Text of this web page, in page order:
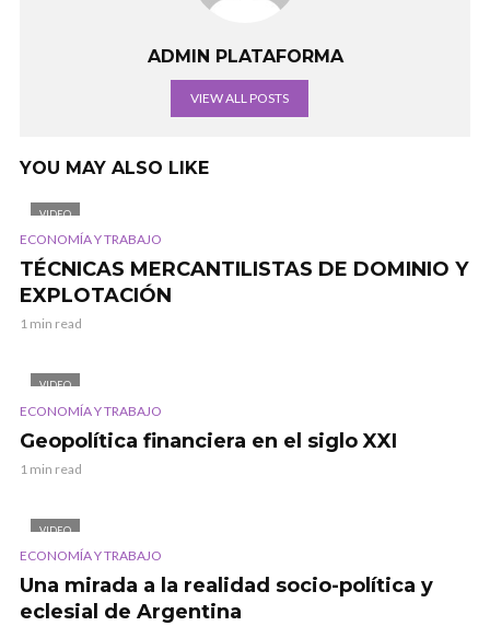
ADMIN PLATAFORMA
VIEW ALL POSTS
YOU MAY ALSO LIKE
VIDEO
ECONOMÍA Y TRABAJO
TÉCNICAS MERCANTILISTAS DE DOMINIO Y
EXPLOTACIÓN
1 min read
VIDEO
ECONOMÍA Y TRABAJO
Geopolítica financiera en el siglo XXI
1 min read
VIDEO
ECONOMÍA Y TRABAJO
Una mirada a la realidad socio-política y
eclesial de Argentina